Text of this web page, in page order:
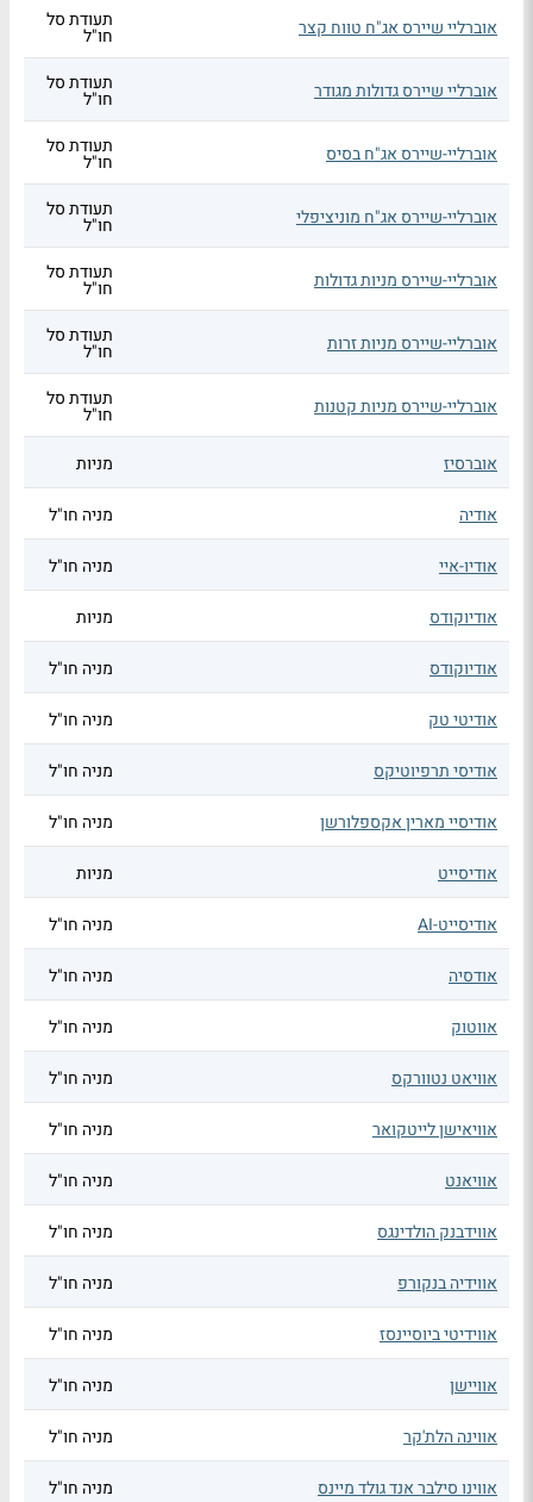
אוברליי שיירס אג"ח טווח קצר תעודת סל
חו"ל
אוברליי שיירס גדולות מגודר תעודת סל
חו"ל
אוברליי-שיירס אג"ח בסיס תעודת סל
חו"ל
אוברליי-שיירס אג"ח מוניציפלי תעודת סל
חו"ל
אוברליי-שיירס מניות גדולות תעודת סל
חו"ל
אוברליי-שיירס מניות זרות תעודת סל
חו"ל
אוברליי-שיירס מניות קטנות תעודת סל
חו"ל
אוברסיז
מניות
אודיה מניה חו"ל
אודיו-איי מניה חו"ל
אודיוקודס מניות
אודיוקודס מניה חו"ל
אודיטי טק מניה חו"ל
אודיסי תרפיוטיקס מניה חו"ל
אודיסיי מארין אקספלורשן מניה חו"ל
אודיסייט מניות
אודיסייט-AI מניה חו"ל
אודסיה מניה חו"ל
אווטוק מניה חו"ל
אוויאט נטוורקס מניה חו"ל
אוויאישן לייטקואר מניה חו"ל
אוויאנט מניה חו"ל
אווידבנק הולדינגס מניה חו"ל
אווידיה בנקורפ מניה חו"ל
אווידיטי ביוסיינסז מניה חו"ל
אוויישן מניה חו"ל
אווינה הלת'קר מניה חו"ל
אווינו סילבר אנד גולד מיינס מניה חו"ל